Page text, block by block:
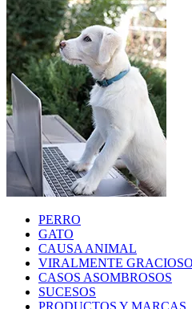
PERRO
GATO
CAUSA ANIMAL
VIRALMENTE GRACIOSO
CASOS ASOMBROSOS
SUCESOS
PRODUCTOS Y MARCAS